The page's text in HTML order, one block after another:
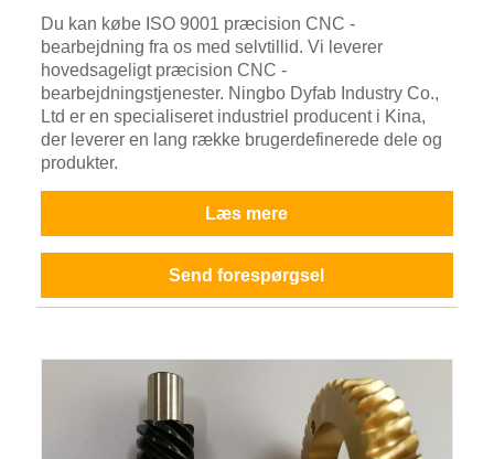
Du kan købe ISO 9001 præcision CNC -
bearbejdning fra os med selvtillid. Vi leverer
hovedsageligt præcision CNC -
bearbejdningstjenester. Ningbo Dyfab Industry Co.,
Ltd er en specialiseret industriel producent i Kina,
der leverer en lang række brugerdefinerede dele og
produkter.
Læs mere
Send forespørgsel